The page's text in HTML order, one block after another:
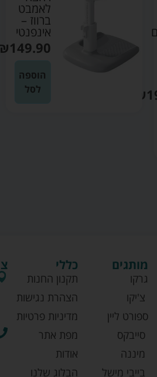
₪
לאמבט
ברווז –
אינפנטי
149.90
הוספה
לסל
מותגים
גרקו
צ'יקו
ספורט ליין
סייבקס
מיננה
בייבי מישל
כללי
תקנון החנות
הצהרת נגישות
מדיניות פרטיות
מפת אתר
אודות
הבלוג שלנו